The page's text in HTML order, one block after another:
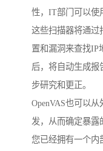
性，IT部门可以使
这些扫描器将通过
置和漏洞来查找IP
后，将自动生成报
步研究和更正。
OpenVAS也可以
发，从而确定暴露
您已经拥有一个内